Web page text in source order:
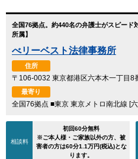
全国76拠点。約440名の弁護士がスピード
所属】
べリーベスト法律事務所
住所
〒106-0032 東京都港区六本木一丁目8
最寄り
全国76拠点 ■東京 東京メトロ南北線 [
相談料
初回60分無料
※ご本人様・ご家族以外の方、被
害者の方は60分1.1万円(税込)とな
ります。